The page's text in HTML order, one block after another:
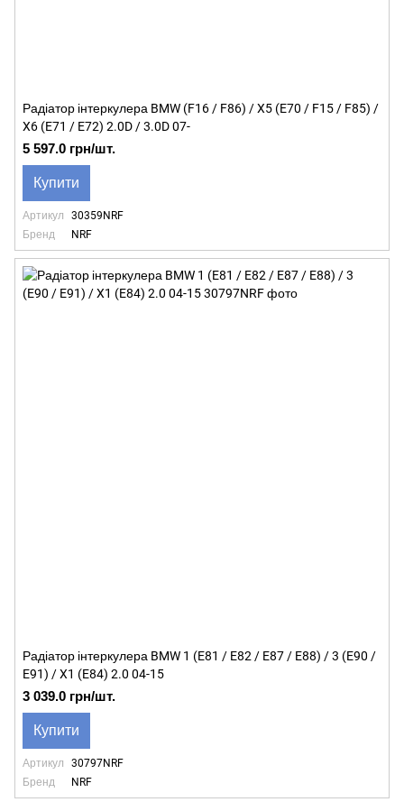
Радіатор інтеркулера BMW (F16 / F86) / X5 (E70 / F15 / F85) /
X6 (E71 / E72) 2.0D / 3.0D 07-
5 597.0 грн/шт.
Купити
Артикул
30359NRF
Бренд
NRF
Радіатор інтеркулера BMW 1 (E81 / E82 / E87 / E88) / 3 (E90 /
E91) / X1 (E84) 2.0 04-15
3 039.0 грн/шт.
Купити
Артикул
30797NRF
Бренд
NRF